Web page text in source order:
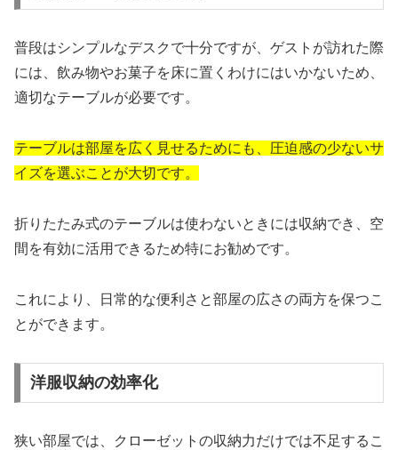
普段はシンプルなデスクで十分ですが、ゲストが訪れた際
には、飲み物やお菓子を床に置くわけにはいかないため、
適切なテーブルが必要です。
テーブルは部屋を広く見せるためにも、圧迫感の少ないサ
イズを選ぶことが大切です。
折りたたみ式のテーブルは使わないときには収納でき、空
間を有効に活用できるため特にお勧めです。
これにより、日常的な便利さと部屋の広さの両方を保つこ
とができます。
洋服収納の効率化
狭い部屋では、クローゼットの収納力だけでは不足するこ